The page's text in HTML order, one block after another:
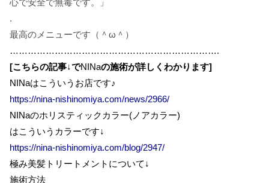
心で安全で無毒です。」
.
最高のメニューです（＾ ω ＾）
…………………………………………………………….
[こちらの記事↓でNINaの施術が詳しくわかります]
NINaはこういうお店です♪
https://nina-nishinomiya.com/news/2966/
NINaのホリスティックカラー(ノアカラー)
はこういうカラーです↓
https://nina-nishinomiya.com/blog/2947/
極み美髪トリートメントについて↓
施術方法